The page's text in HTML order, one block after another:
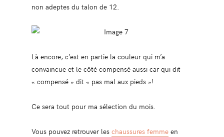
non adeptes du talon de 12.
Là encore, c’est en partie la couleur qui m’a
convaincue et le côté compensé aussi car qui dit
« compensé » dit « pas mal aux pieds »!
Ce sera tout pour ma sélection du mois.
Vous pouvez retrouver les chaussures femmeen